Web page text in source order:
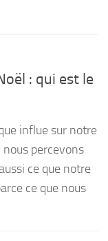
: qui est le
influe sur notre
nous percevons
ce que notre
ce que nous